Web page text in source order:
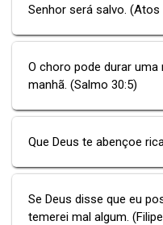
Senhor será salvo. (Atos
O choro pode durar uma
manhã. (Salmo 30:5)
Que Deus te abençoe
Se Deus disse que eu
temerei mal algum.